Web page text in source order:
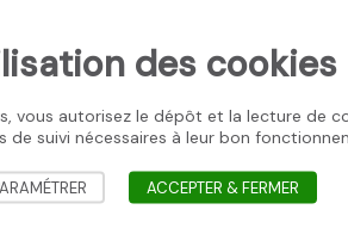
des cookies
vous autorisez le dépôt et la lecture de
de suivi nécessaires à leur bon
ACCEPTER & FERMER